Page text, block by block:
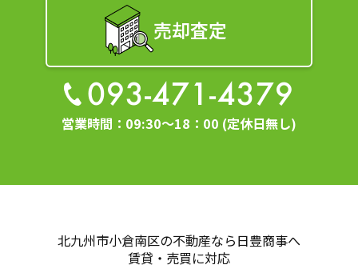
093-471-4379
営業時間：09:30～18：00 (定休日無し)
売却査定
北九州市小倉南区の不動産なら日豊商事へ
賃貸・売買に対応